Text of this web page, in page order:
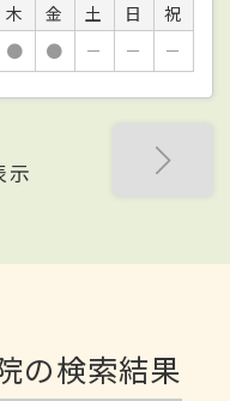
木 金 土 日
祝
● ● － － －
示
の検索結果